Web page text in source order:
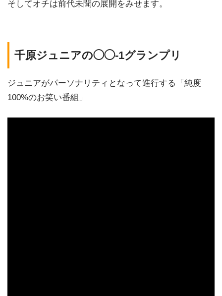
そしてオチは前代未聞の展開をみせます。
千原ジュニアの◯◯-1グランプリ
ジュニアがパーソナリティとなって進行する「純度
100%のお笑い番組」